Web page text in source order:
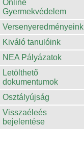
Online
Gyermekvédelem
Versenyeredményeink
Kiváló tanulóink
NEA Pályázatok
Letölthető
dokumentumok
Osztályújság
Visszaéleés
bejelentése